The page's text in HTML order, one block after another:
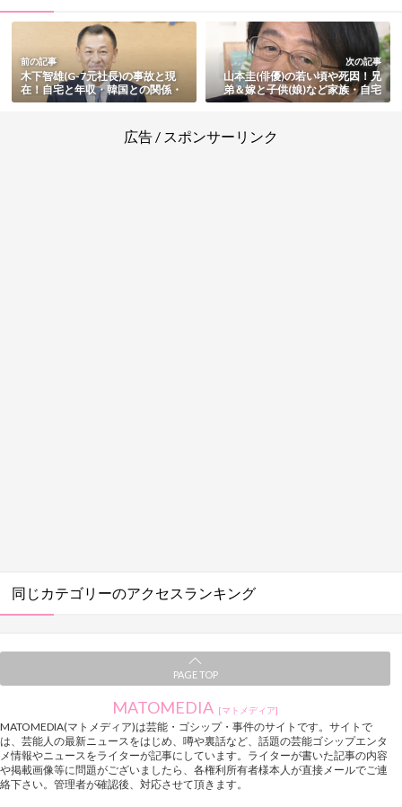
前の記事
木下智雄(G-7元社長)の事故と現
在！自宅と年収・韓国との関係・
大学など経歴・家族や結婚・ベン
次の記事
山本圭(俳優)の若い頃や死因！兄
弟＆嫁と子供(娘)など家族・自宅
での転倒や晩年も総まとめ
広告 / スポンサーリンク
同じカテゴリーのアクセスランキング
PAGE TOP
MATOMEDIA [マトメディア]
MATOMEDIA(マトメディア)は芸能・ゴシップ・事件のサイトです。サイトで
は、芸能人の最新ニュースをはじめ、噂や裏話など、話題の芸能ゴシップエンタ
メ情報やニュースをライターが記事にしています。ライターが書いた記事の内容
や掲載画像等に問題がございましたら、各権利所有者様本人が直接メールでご連
絡下さい。管理者が確認後、対応させて頂きます。